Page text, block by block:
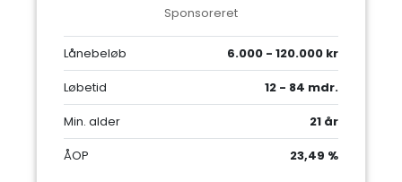
Sponsoreret
Lånebeløb
6.000 - 120.000 kr
Løbetid
12 - 84 mdr.
Min. alder
21 år
ÅOP
23,49 %